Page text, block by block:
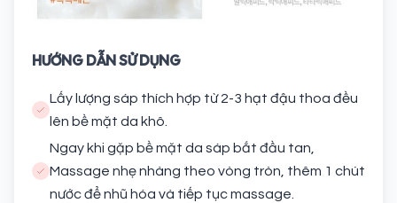
HƯỚNG DẪN SỬ DỤNG
Lấy lượng sáp thích hợp từ 2-3 hạt đậu thoa đều
lên bề mặt da khô.
Ngay khi gặp bề mặt da sáp bắt đầu tan,
Massage nhẹ nhàng theo vòng tròn, thêm 1 chút
nước để nhũ hóa và tiếp tục massage.